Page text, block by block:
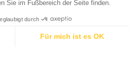
Sie im Fußbereich der Seite finden.
durch
Für mich ist es OK
FacebookInstagram